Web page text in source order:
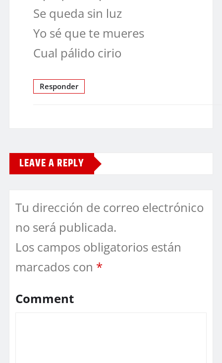
Se queda sin luz
Yo sé que te mueres
Cual pálido cirio
Responder
LEAVE A REPLY
Tu dirección de correo electrónico
no será publicada.
Los campos obligatorios están
marcados con *
Comment